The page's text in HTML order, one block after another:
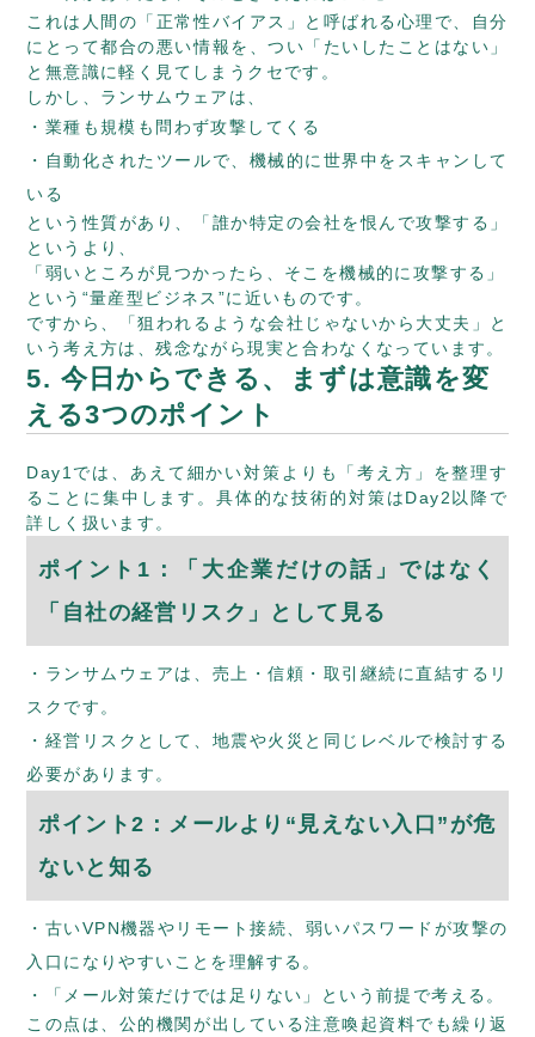
これは人間の「正常性バイアス」と呼ばれる心理で、自分
にとって都合の悪い情報を、つい「たいしたことはない」
と無意識に軽く見てしまうクセです。
しかし、ランサムウェアは、
業種も規模も問わず攻撃してくる
自動化されたツールで、機械的に世界中をスキャンして
いる
という性質があり、「誰か特定の会社を恨んで攻撃する」
というより、
「弱いところが見つかったら、そこを機械的に攻撃する」
という“量産型ビジネス”に近いものです。
ですから、「狙われるような会社じゃないから大丈夫」と
いう考え方は、残念ながら現実と合わなくなっています。
5. 今日からできる、まずは意識を変
える3つのポイント
Day1では、あえて細かい対策よりも「考え方」を整理す
ることに集中します。具体的な技術的対策はDay2以降で
詳しく扱います。
ポイント1：「大企業だけの話」ではなく
「自社の経営リスク」として見る
ランサムウェアは、売上・信頼・取引継続に直結するリ
スクです。
経営リスクとして、地震や火災と同じレベルで検討する
必要があります。
ポイント2：メールより“見えない入口”が危
ないと知る
古いVPN機器やリモート接続、弱いパスワードが攻撃の
入口になりやすいことを理解する。
「メール対策だけでは足りない」という前提で考える。
この点は、公的機関が出している注意喚起資料でも繰り返